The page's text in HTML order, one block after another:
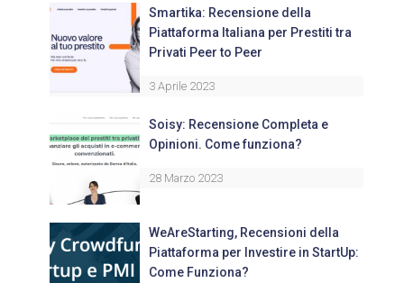
Smartika: Recensione della
Piattaforma Italiana per Prestiti tra
Privati Peer to Peer
3 Aprile 2023
Soisy: Recensione Completa e
Opinioni. Come funziona?
28 Marzo 2023
WeAreStarting, Recensioni della
Piattaforma per Investire in StartUp:
Come Funziona?